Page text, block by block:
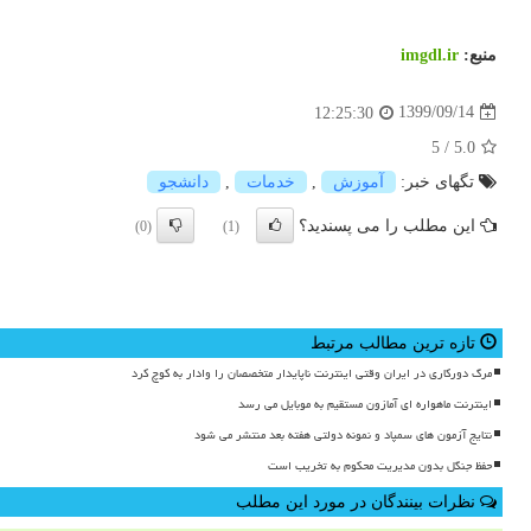
منبع: imgdl.ir
1399/09/14
12:25:30
5.0
/
5
تگهای خبر:
آموزش , خدمات , دانشجو
این مطلب را می پسندید؟ (1)
(0)
تازه ترین مطالب مرتبط
مرگ دورکاری در ایران وقتی اینترنت ناپایدار متخصصان را وادار به کوچ کرد
اینترنت ماهواره ای آمازون مستقیم به موبایل می رسد
نتایج آزمون های سمپاد و نمونه دولتی هفته بعد منتشر می شود
حفظ جنگل بدون مدیریت محکوم به تخریب است
نظرات بینندگان در مورد این مطلب